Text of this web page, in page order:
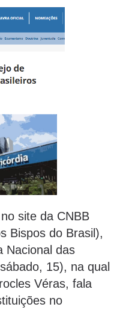
site da CNBB
Bispos do Brasil),
Nacional das
15), na qual
Véras, fala
no